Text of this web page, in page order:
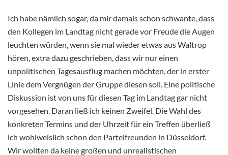
Ich habe nämlich sogar, da mir damals schon schwante, dass
den Kollegen im Landtag nicht gerade vor Freude die Augen
leuchten würden, wenn sie mal wieder etwas aus Waltrop
hören, extra dazu geschrieben, dass wir nur einen
unpolitischen Tagesausflug machen möchten, der in erster
Linie dem Vergnügen der Gruppe diesen soll. Eine politische
Diskussion ist von uns für diesen Tag im Landtag gar nicht
vorgesehen. Daran ließ ich keinen Zweifel. Die Wahl des
konkreten Termins und der Uhrzeit für ein Treffen überließ
ich wohlweislich schon den Parteifreunden in Düsseldorf.
Wir wollten da keine großen und unrealistischen